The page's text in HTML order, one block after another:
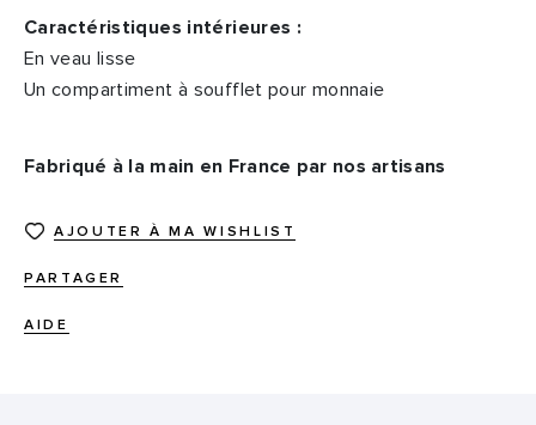
Caractéristiques intérieures :
En veau lisse
Un compartiment à soufflet pour monnaie
Fabriqué à la main en France par nos artisans
AJOUTER À MA WISHLIST
PARTAGER
AIDE